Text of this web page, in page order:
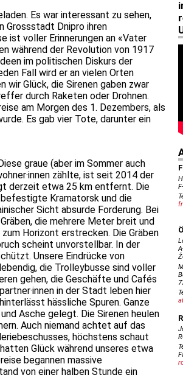
Es war interessant zu sehen,
Grossstadt Dnipro ihren
ist voller Erinnerungen an «Vater
während der Revolution von 1917
im politischen Diskurs der
Fall wird er an vielen Orten
wir Glück, die Sirenen gaben zwar
durch Raketen oder Drohnen.
am Morgen des 1. Dezembers, als
Es gab vier Tote, darunter ein
graue (aber im Sommer auch
zählte, ist seit 2014 der
derzeit etwa 25 km entfernt. Die
befestigte Kramatorsk und die
Sicht absurde Forderung. Bei
die mehrere Meter breit und
Horizont erstrecken. Die Gräben
scheint unvorstellbar. In der
Unsere Eindrücke von
die Trolleybusse sind voller
gehen, die Geschäfte und Cafés
in der Stadt leben hier
hässliche Spuren. Ganze
Asche gelegt. Die Sirenen heulen
Auch niemand achtet auf das
höchstens schaut
Glück während unseres etwa
begannen massive
von einer halben Stunde ein